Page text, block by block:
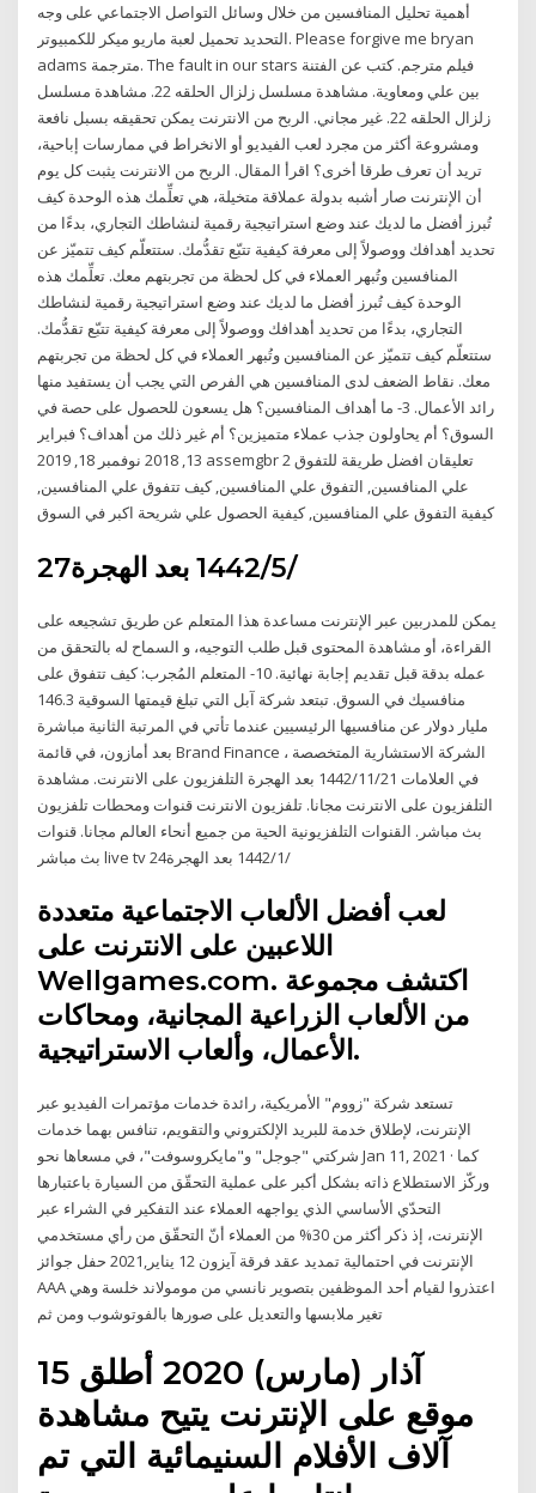
أهمية تحليل المنافسين من خلال وسائل التواصل الاجتماعي على وجه
التحديد تحميل لعبة ماريو ميكر للكمبيوتر. Please forgive me bryan
adams مترجمة. The fault in our stars فيلم مترجم. كتب عن الفتنة
بين علي ومعاوية. مشاهدة مسلسل زلزال الحلقه 22. مشاهدة مسلسل
زلزال الحلقه 22. غير مجاني. الربح من الانترنت يمكن تحقيقه بسبل نافعة
ومشروعة أكثر من مجرد لعب الفيديو أو الانخراط في ممارسات إباحية،
تريد أن تعرف طرقا أخرى؟ اقرأ المقال. الربح من الانترنت يثبت كل يوم
أن الإنترنت صار أشبه بدولة عملاقة متخيلة، هي تعلِّمك هذه الوحدة كيف
تُبرز أفضل ما لديك عند وضع استراتيجية رقمية لنشاطك التجاري، بدءًا من
تحديد أهدافك ووصولاً إلى معرفة كيفية تتبّع تقدُّمك. ستتعلّم كيف تتميّز عن
المنافسين وتُبهر العملاء في كل لحظة من تجربتهم معك. تعلِّمك هذه
الوحدة كيف تُبرز أفضل ما لديك عند وضع استراتيجية رقمية لنشاطك
التجاري، بدءًا من تحديد أهدافك ووصولاً إلى معرفة كيفية تتبّع تقدُّمك.
ستتعلّم كيف تتميّز عن المنافسين وتُبهر العملاء في كل لحظة من تجربتهم
معك. نقاط الضعف لدى المنافسين هي الفرص التي يجب أن يستفيد منها
رائد الأعمال. 3- ما أهداف المنافسين؟ هل يسعون للحصول على حصة في
السوق؟ أم يحاولون جذب عملاء متميزين؟ أم غير ذلك من أهداف؟ فبراير
13, 2018 نوفمبر 18, 2019 assemgbr 2 تعليقان افضل طريقة للتفوق
علي المنافسين, التفوق علي المنافسين, كيف تتفوق علي المنافسين,
كيفية التفوق علي المنافسين, كيفية الحصول علي شريحة اكبر في السوق
27‏‏/5‏‏/1442 بعد الهجرة
يمكن للمدربين عبر الإنترنت مساعدة هذا المتعلم عن طريق تشجيعه على
القراءة، أو مشاهدة المحتوى قبل طلب التوجيه، و السماح له بالتحقق من
عمله بدقة قبل تقديم إجابة نهائية. 10- المتعلم المُجرب: كيف تتفوق على
منافسيك في السوق. تبتعد شركة آبل التي تبلغ قيمتها السوقية 146.3
مليار دولار عن منافسيها الرئيسيين عندما تأتي في المرتبة الثانية مباشرة
بعد أمازون، في قائمة Brand Finance ، الشركة الاستشارية المتخصصة
في العلامات 21‏‏/11‏‏/1442 بعد الهجرة التلفزيون على الانترنت. مشاهدة
التلفزيون على الانترنت مجانا. تلفزيون الانترنت قنوات ومحطات تلفزيون
بث مباشر. القنوات التلفزيونية الحية من جميع أنحاء العالم مجانا. قنوات
بث مباشر live tv 24‏‏/1‏‏/1442 بعد الهجرة
لعب أفضل الألعاب الاجتماعية متعددة
اللاعبين على الانترنت على
Wellgames.com. اكتشف مجموعة
من الألعاب الزراعية المجانية، ومحاكات
الأعمال، وألعاب الاستراتيجية.
تستعد شركة "زووم" الأمريكية، رائدة خدمات مؤتمرات الفيديو عبر
الإنترنت، لإطلاق خدمة للبريد الإلكتروني والتقويم، تنافس بهما خدمات
شركتي "جوجل" و"مايكروسوفت"، في مسعاها نحو Jan 11, 2021 · كما
وركّز الاستطلاع ذاته بشكل أكبر على عملية التحقّق من السيارة باعتبارها
التحدّي الأساسي الذي يواجهه العملاء عند التفكير في الشراء عبر
الإنترنت، إذ ذكر أكثر من 30% من العملاء أنّ التحقّق من رأي مستخدمي
الإنترنت في احتمالية تمديد عقد فرقة آيزون 12 يناير,2021 حفل جوائز
AAA اعتذروا لقيام أحد الموظفين بتصوير نانسي من مومولاند خلسة وهي
تغير ملابسها والتعديل على صورها بالفوتوشوب ومن ثم
15 آذار (مارس) 2020 أطلق
موقع على الإنترنت يتيح مشاهدة
آلاف الأفلام السنيمائية التي تم